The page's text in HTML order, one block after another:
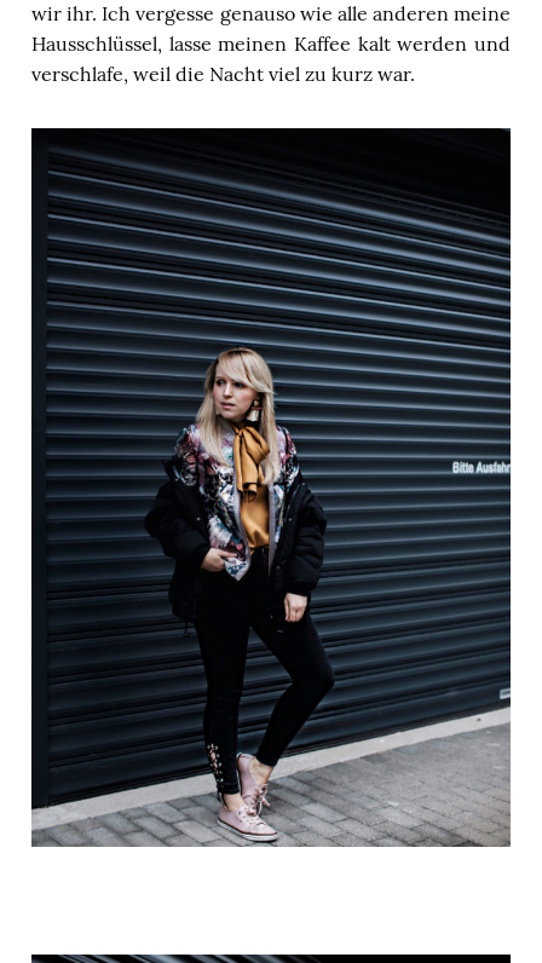
wir ihr. Ich vergesse genauso wie alle anderen meine
Hausschlüssel, lasse meinen Kaffee kalt werden und
verschlafe, weil die Nacht viel zu kurz war.